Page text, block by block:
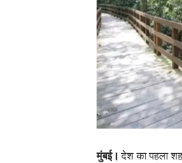
मुंबई।देश का पहला